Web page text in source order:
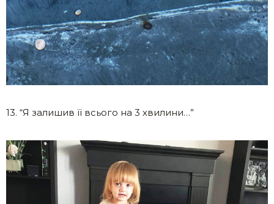
13. “Я залишив її всього на 3 хвилини…”